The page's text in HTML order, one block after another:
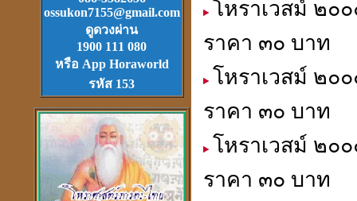
Downloadฟรี.
ตลับเมตรไฮเทค (ดีที่สุดใน
โลก)วัดได้ยาวไกลที่สุด
วัตุถุมงคล
เสริมดวง แก้ชง
สะเดาะเคาะห์ ต่อชะตา
ossukon7155@gmail.com
ดูดวงผ่าน
1900 111 080
หรือ App Horaworld
รหัส 153
โหราเวสม์ ๒
ราคา ๓๐ บาท
โหราเวสม์ ๒
ราคา ๓๐ บาท
โหราเวสม์ ๒
ราคา ๓๐ บาท